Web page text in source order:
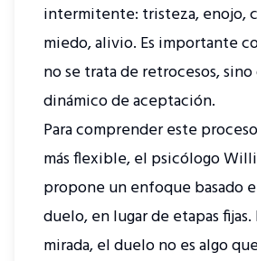
intermitente: tristeza, enojo,
miedo, alivio. Es importante
no se trata de retrocesos,
dinámico de aceptación.
Para comprender este
más flexible, el psicólogo
propone un enfoque basado
duelo, en lugar de etapas
mirada, el duelo no es algo